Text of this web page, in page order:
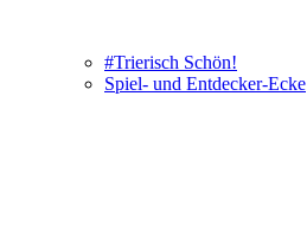
#Trierisch Schön!
Spiel- und Entdecker-Ecke